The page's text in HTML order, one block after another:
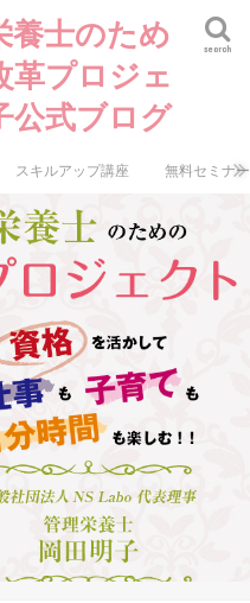
養士のため
革プロジェ
公式ブログ
search
スキルアップ講座 無料セミナー